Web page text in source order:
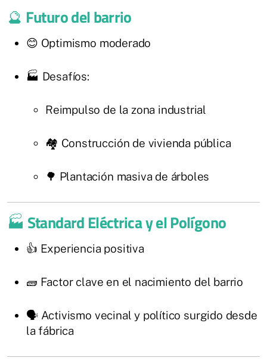
🔮 Futuro del barrio
😊 Optimismo moderado
🏭 Desafíos:
Reimpulso de la zona industrial
🏘️ Construcción de vivienda pública
🌳 Plantación masiva de árboles
🏭 Standard Eléctrica y el Polígono
👍 Experiencia positiva
🧱 Factor clave en el nacimiento del barrio
🗣️ Activismo vecinal y político surgido desde
la fábrica